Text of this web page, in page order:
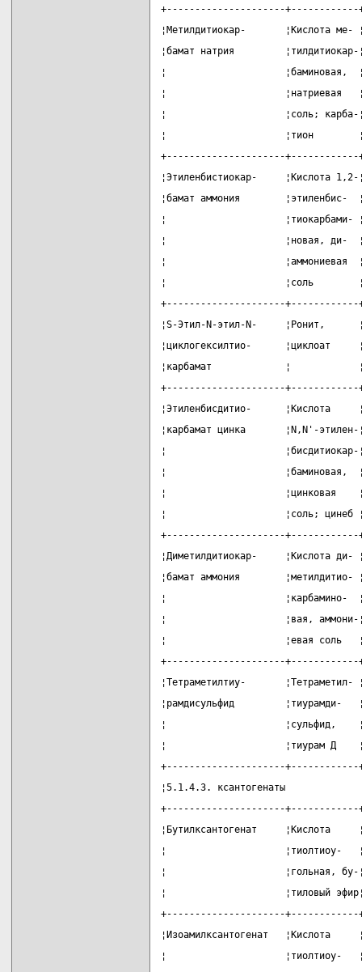
+---------------------+------------
¦Метилдитиокар-       ¦Кислота
¦бамат натрия
¦
¦
¦                     ¦соль;
¦                     ¦тион
+---------------------+------------
¦Этиленбистиокар-     ¦Кислота
¦бамат аммония
¦
¦                     ¦новая,
¦
¦                     ¦соль
+---------------------+------------
¦S-Этил-N-этил-N-     ¦Ронит,
¦циклогексилтио-
¦карбамат             ¦
+---------------------+------------
¦Этиленбисдитио-      ¦Кислота
¦карбамат цинка       ¦N,N'-
¦
¦
¦                     ¦цинковая
¦                     ¦соль;
+---------------------+------------
¦Диметилдитиокар-
¦бамат аммония
¦
¦                     ¦вая,
¦                     ¦евая
+---------------------+------------
¦Тетраметилтиу-
¦рамдисульфид
¦                     ¦сульфид,
¦                     ¦тиурам Д
+---------------------+------------
¦5.1.4.3. ксантогенаты
+---------------------+------------
¦Бутилксантогенат     ¦Кислота
¦
¦                     ¦гольная,
¦                     ¦тиловый
+---------------------+------------
¦Изоамилксантогенат
¦